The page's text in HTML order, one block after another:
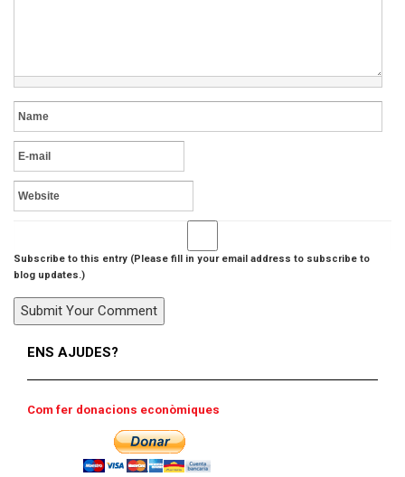
Subscribe to this entry (Please fill in your email address to subscribe to
blog updates.)
ENS AJUDES?
Com fer donacions econòmiques